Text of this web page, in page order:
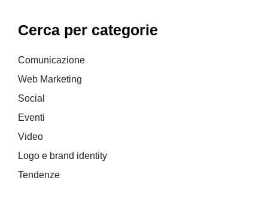
Cerca per categorie
Comunicazione
Web Marketing
Social
Eventi
Video
Logo e brand identity
Tendenze